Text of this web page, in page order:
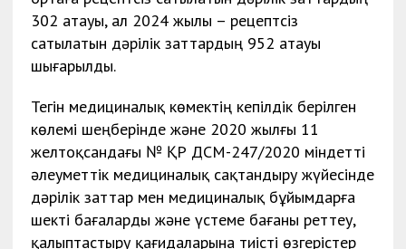
302 атауы, ал 2024 жылы – рецептсіз
сатылатын дәрілік заттардың 952 атауы
шығарылды.
Тегін медициналық көмектің кепілдік берілген
көлемі шеңберінде және 2020 жылғы 11
желтоқсандағы № ҚР ДСМ-247/2020 міндетті
әлеуметтік медициналық сақтандыру жүйесінде
дәрілік заттар мен медициналық бұйымдарға
шекті бағаларды және үстеме бағаны реттеу,
қалыптастыру қағидаларына тиісті өзгерістер